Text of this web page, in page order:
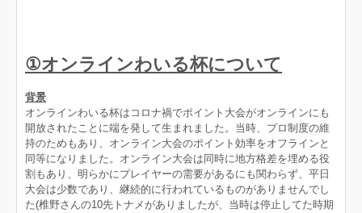
①オンラインわいる杯について
背景
オンラインわいる杯はコロナ禍でポイント大会がオンラインにも
開放されたことに端を発して生まれました。当時、プロ制度の維
持のためもあり、オンライン大会のポイント効率をオフラインと
同等になりました。オンライン大会は同時に地方格差を埋める役
割もあり、明らかにプレイヤーの需要があるにも関わらず、平日
大会は少数であり、継続的に行われているものがありませんでし
た(椎野さんの10先トナメがありましたが、当時は停止してた時期